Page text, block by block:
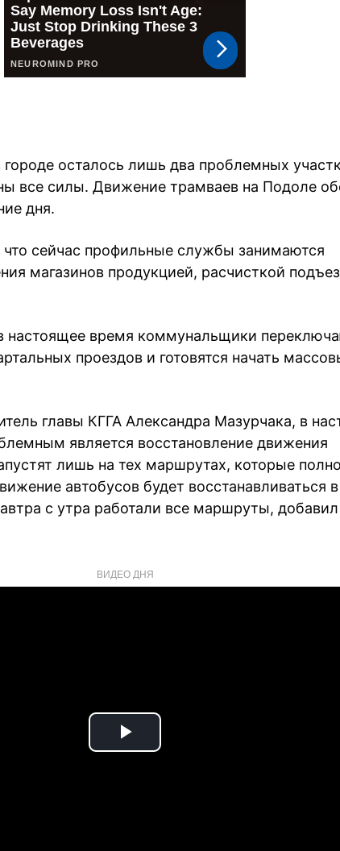
осталось лишь два проблемных
все силы. Движение трамваев на Подоле
дня.
что сейчас профильные службы занимаются
магазинов продукцией, расчисткой
настоящее время коммунальщики
проездов и готовятся начать
главы КГГА Александра Мазурчака, в
является восстановление движения
лишь на тех маршрутах, которые
автобусов будет восстанавливаться в
с утра работали все маршруты, добавил
ВИДЕО ДНЯ
Play